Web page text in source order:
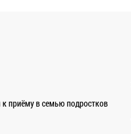
приёму в семью подростков